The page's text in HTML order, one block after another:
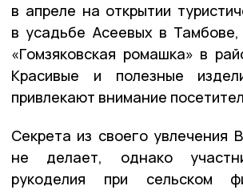
в апреле на открытии
в усадьбе Асеевых в
«Гомзяковская ромашка» в
Красивые и полезные
привлекают внимание
Секрета из своего увлечения
не делает, однако
рукоделия при сельском